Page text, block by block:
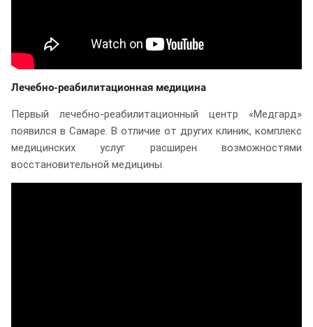
Лечебно-реабилитационная медицина
Первый лечебно-реабилитационный центр «Медгард»
появился в Самаре. В отличие от других клиник, комплекс
медицинских услуг расширен возможностями
восстановительной медицины.